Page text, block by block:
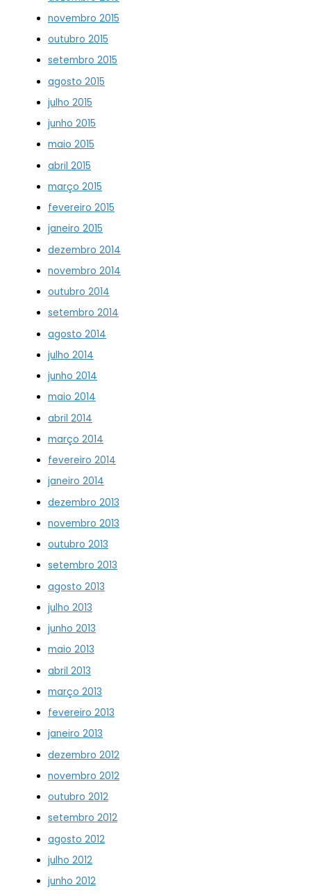
novembro 2015
outubro 2015
setembro 2015
agosto 2015
julho 2015
junho 2015
maio 2015
abril 2015
março 2015
fevereiro 2015
janeiro 2015
dezembro 2014
novembro 2014
outubro 2014
setembro 2014
agosto 2014
julho 2014
junho 2014
maio 2014
abril 2014
março 2014
fevereiro 2014
janeiro 2014
dezembro 2013
novembro 2013
outubro 2013
setembro 2013
agosto 2013
julho 2013
junho 2013
maio 2013
abril 2013
março 2013
fevereiro 2013
janeiro 2013
dezembro 2012
novembro 2012
outubro 2012
setembro 2012
agosto 2012
julho 2012
junho 2012